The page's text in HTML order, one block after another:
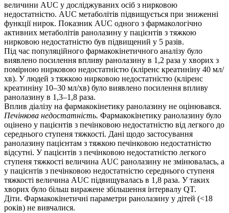
величини AUC у досліджуваних осіб з нирковою
недостатністю. AUC метаболітів підвищується при зниженні
функції нирок. Показник AUC одного з фармакологічно
активних метаболітів ранолазину у пацієнтів з тяжкою
нирковою недостатністю був підвищений у 5 разів.
Під час популяційного фармакокінетичного аналізу було
виявлено посилення впливу ранолазину в 1,2 раза у хворих з
помірною нирковою недостатністю (кліренс креатиніну 40 мл/
хв). У людей з тяжкою нирковою недостатністю (кліренс
креатиніну 10–30 мл/хв) було виявлено посилення впливу
ранолазину в 1,3–1,8 раза.
Вплив діалізу на фармакокінетику ранолазину не оцінювався.
Печінкова недостатність. Фармакокінетику ранолазину було
оцінено у пацієнтів з печінковою недостатністю від легкого до
середнього ступеня тяжкості. Дані щодо застосування
ранолазину пацієнтам з тяжкою печінковою недостатністю
відсутні. У пацієнтів з печінковою недостатністю легкого
ступеня тяжкості величина AUC ранолазину не змінювалась, а
у пацієнтів з печінковою недостатністю середнього ступеня
тяжкості величина AUC підвищувалась в 1,8 раза. У таких
хворих було більш виражене збільшення інтервалу QT.
Діти. Фармакокінетичні параметри ранолазину у дітей (<18
років) не вивчалися.